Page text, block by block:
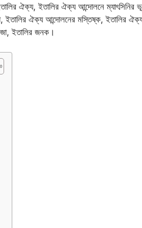
ঐক্য, ইতালির ঐক্য আন্দোলনে
ইতালির ঐক্য আন্দোলনের মস্তিষ্ক, ইতালির
ইতালির জনক।